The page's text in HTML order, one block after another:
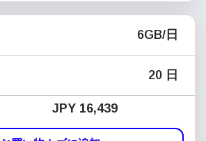
6GB/日
20 日
JPY 16,439